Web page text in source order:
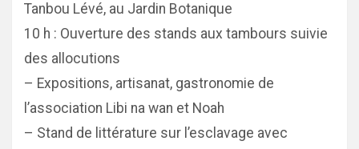
Tanbou Lévé, au Jardin Botanique
10 h : Ouverture des stands aux tambours suivie
des allocutions
– Expositions, artisanat, gastronomie de
l’association Libi na wan et Noah
– Stand de littérature sur l’esclavage avec